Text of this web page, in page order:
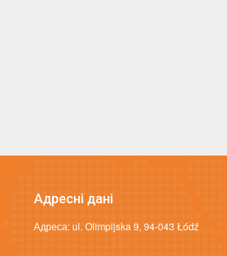
Адресні дані
Адреса: ul. Olimpijska 9, 94-043 Łódź